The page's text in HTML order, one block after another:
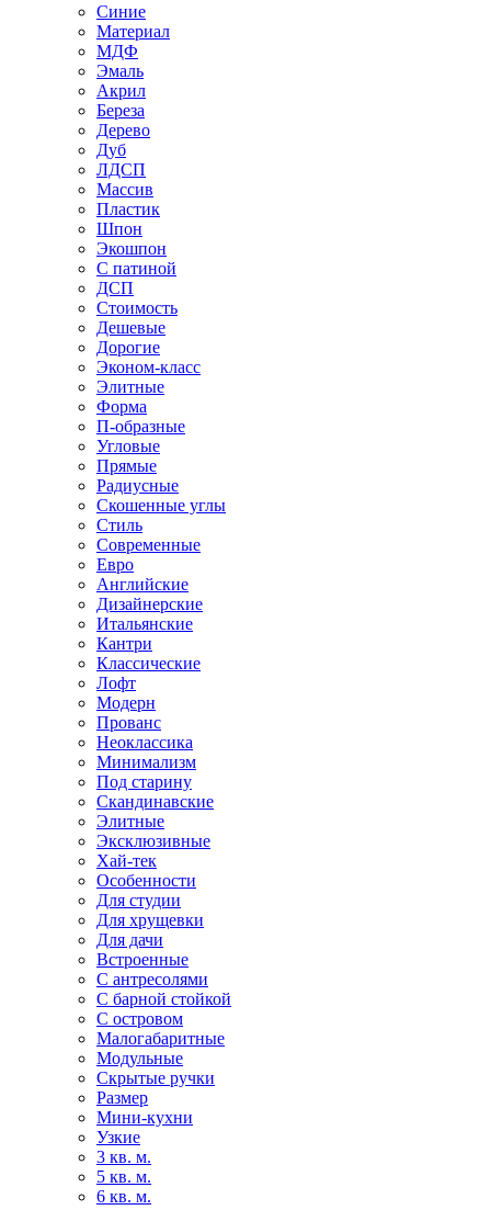
Синие
Материал
МДФ
Эмаль
Акрил
Береза
Дерево
Дуб
ЛДСП
Массив
Пластик
Шпон
Экошпон
С патиной
ДСП
Стоимость
Дешевые
Дорогие
Эконом-класс
Элитные
Форма
П-образные
Угловые
Прямые
Радиусные
Скошенные углы
Стиль
Современные
Евро
Английские
Дизайнерские
Итальянские
Кантри
Классические
Лофт
Модерн
Прованс
Неоклассика
Минимализм
Под старину
Скандинавские
Элитные
Эксклюзивные
Хай-тек
Особенности
Для студии
Для хрущевки
Для дачи
Встроенные
С антресолями
С барной стойкой
С островом
Малогабаритные
Модульные
Скрытые ручки
Размер
Мини-кухни
Узкие
3 кв. м.
5 кв. м.
6 кв. м.